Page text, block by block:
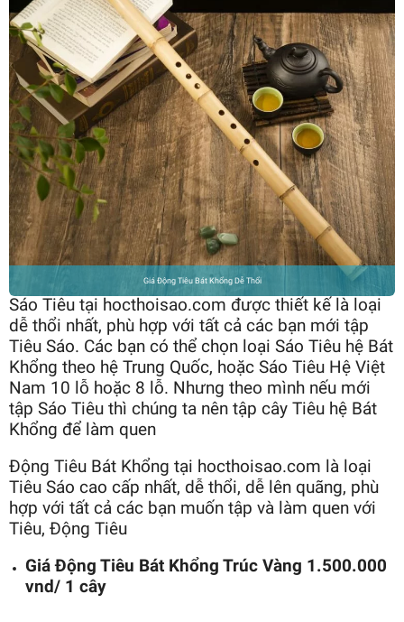
Giá Động Tiêu Bát Khổng Dễ Thổi
Sáo Tiêu tại hocthoisao.com được thiết kế là loại
dễ thổi nhất, phù hợp với tất cả các bạn mới tập
Tiêu Sáo. Các bạn có thể chọn loại Sáo Tiêu hệ Bát
Khổng theo hệ Trung Quốc, hoặc Sáo Tiêu Hệ Việt
Nam 10 lỗ hoặc 8 lỗ. Nhưng theo mình nếu mới
tập Sáo Tiêu thì chúng ta nên tập cây Tiêu hệ Bát
Khổng để làm quen
Động Tiêu Bát Khổng tại hocthoisao.com là loại
Tiêu Sáo cao cấp nhất, dễ thổi, dễ lên quãng, phù
hợp với tất cả các bạn muốn tập và làm quen với
Tiêu, Động Tiêu
Giá Động Tiêu Bát Khổng Trúc Vàng 1.500.000
vnd/ 1 cây